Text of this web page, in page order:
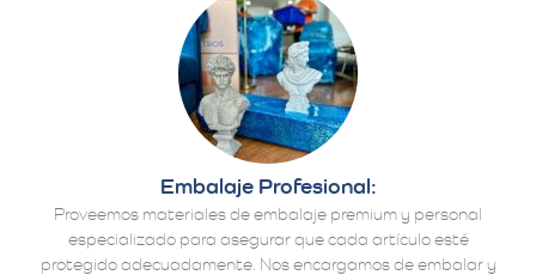
Embalaje Profesional:
Proveemos materiales de embalaje premium y personal
especializado para asegurar que cada artículo esté
protegido adecuadamente. Nos encargamos de embalar y